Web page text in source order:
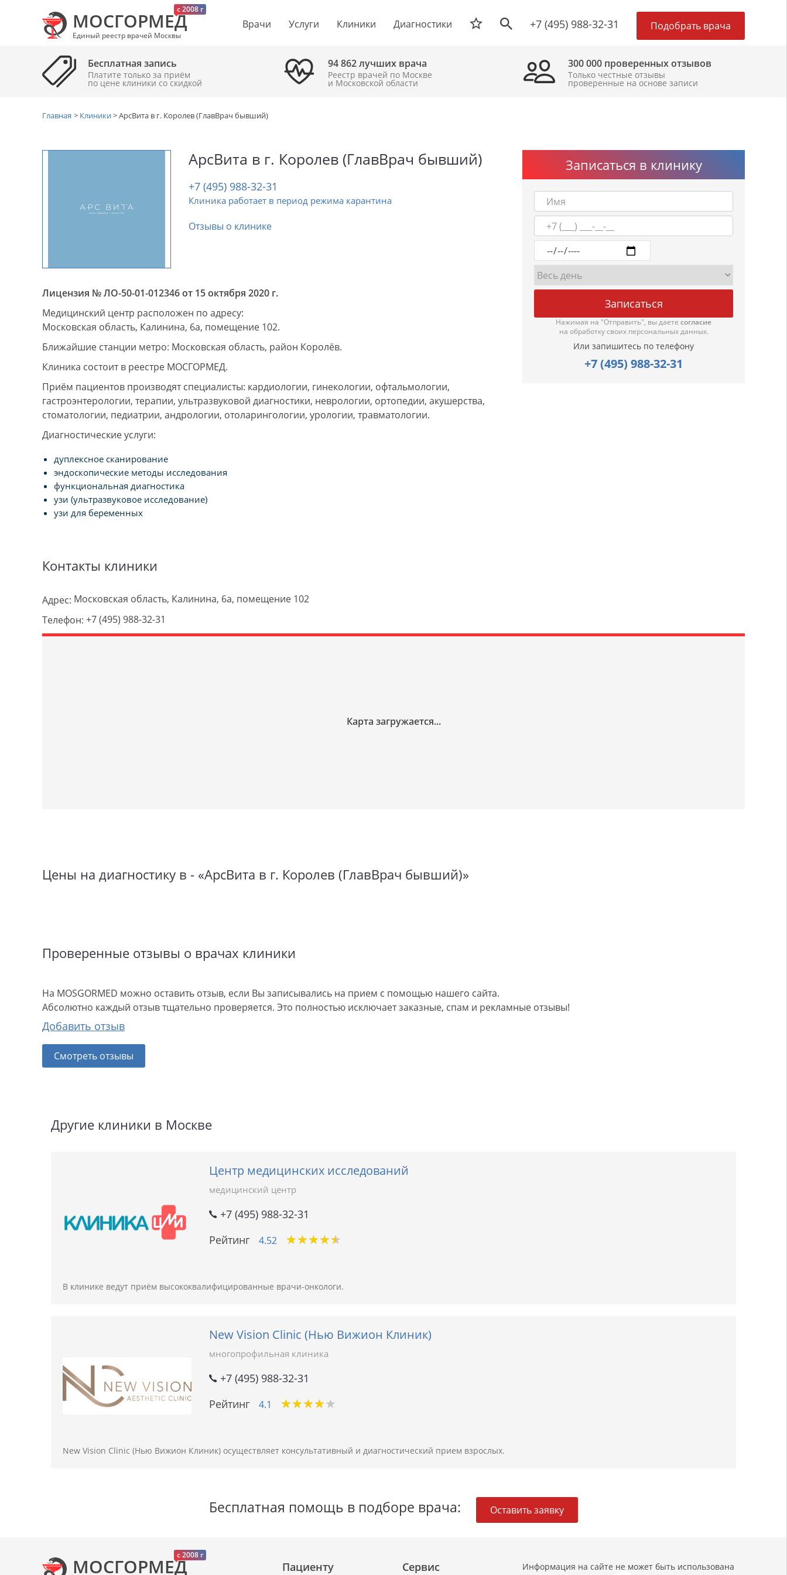
c 2008 г
МОСГОРМЕД
Единый реестр врачей Москвы
Врачи Услуги Клиники Диагностики +7 (495) 988-32-31 Подобрать врача
Бесплатная запись
Платите только за приём
по цене клиники cо скидкой
94 862 лучших врача
Реестр врачей по Москве
и Московской области
300 000 проверенных отзывов
Только честные отзывы
проверенные на основе записи
Главная > Клиники>АрсВита в г. Королев (ГлавВрач бывший)
АрсВита в г. Королев (ГлавВрач бывший)
+7 (495) 988-32-31
Клиника работает в период режима карантина
Отзывы о клинике
Лицензия № ЛО-50-01-012346 от 15 октября 2020 г.
Медицинский центр расположен по адресу:
Московская область, Калинина, 6а, помещение 102.
Ближайшие станции метро: Московская область, район Королёв.
Клиника состоит в реестре МОСГОРМЕД.
Приём пациентов производят специалисты: кардиологии, гинекологии, офтальмологии,
гастроэнтерологии, терапии, ультразвуковой диагностики, неврологии, ортопедии, акушерства,
стоматологии, педиатрии, андрологии, отоларингологии, урологии, травматологии.
Диагностические услуги:
дуплексное сканирование
эндоскопические методы исследования
функциональная диагностика
узи (ультразвуковое исследование)
узи для беременных
Записаться в клинику
Нажимая на "Отправить", вы даете согласие
на обработку своих персональных данных.
Или запишитесь по телефону
+7 (495) 988-32-31
Контакты клиники
Адрес: Московская область, Калинина, 6а, помещение 102
Телефон: +7 (495) 988-32-31
Цены на диагностику в - «АрсВита в г. Королев (ГлавВрач бывший)»
Проверенные отзывы о врачах клиники
На MOSGORMED можно оставить отзыв, если Вы записывались на прием с помощью нашего сайта.
Абсолютно каждый отзыв тщательно проверяется. Это полностью исключает заказные, спам и рекламные отзывы!
Добавить отзыв
Смотреть отзывы
Другие клиники в Москве
Центр медицинских исследований
медицинский центр
+7 (495) 988-32-31
Рейтинг
4.52 ★★★★★
★★★★★
В клинике ведут приём высококвалифицированные врачи-онкологи.
New Vision Clinic (Нью Вижион Клиник)
многопрофильная клиника
+7 (495) 988-32-31
Рейтинг
4.1 ★★★★★
★★★★★
New Vision Clinic (Нью Вижион Клиник) осуществляет консультативный и диагностический прием взрослых.
Бесплатная помощь в подборе врача: Оставить заявку
c 2008 г
МОСГОРМЕД Пациенту Сервис
Информация на сайте не может быть использована